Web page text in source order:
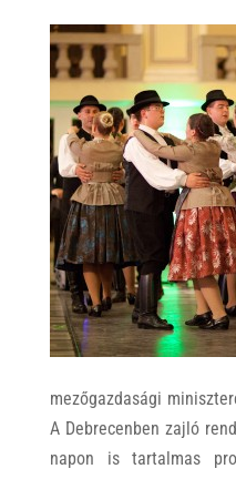
p
p
o
mezőgazdasági
A Debrecenben zajló
napon is tartalmas